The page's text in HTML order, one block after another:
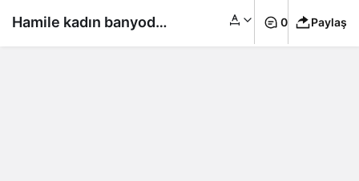
Hamile kadın banyoda 0 Paylaş